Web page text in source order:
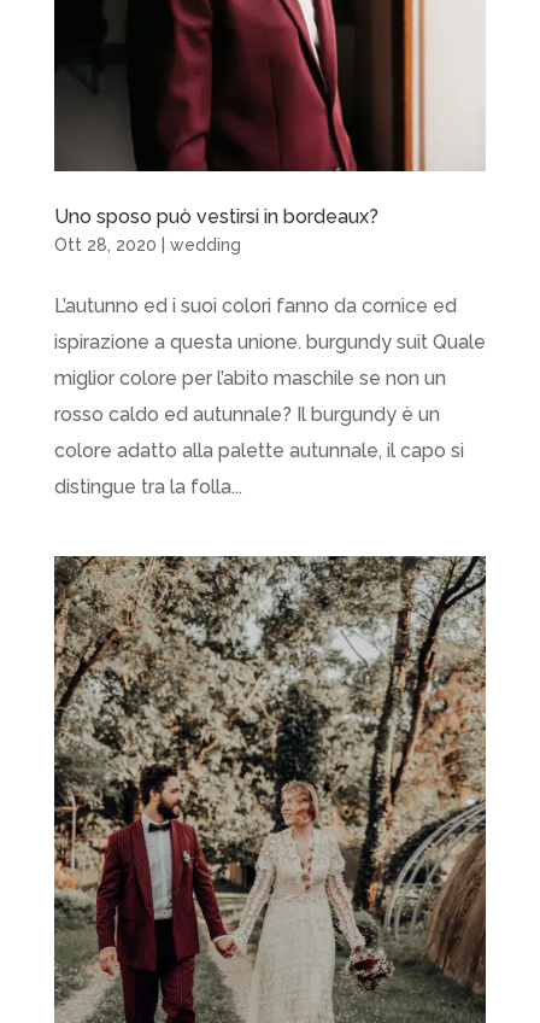
Uno sposo può vestirsi in bordeaux?
Ott 28, 2020 wedding
L’autunno ed i suoi colori fanno da cornice ed
ispirazione a questa unione. burgundy suit Quale
miglior colore per l’abito maschile se non un
rosso caldo ed autunnale? Il burgundy è un
colore adatto alla palette autunnale, il capo si
distingue tra la folla...